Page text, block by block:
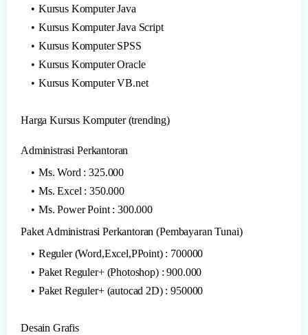
Kursus Komputer Java
Kursus Komputer Java Script
Kursus Komputer SPSS
Kursus Komputer Oracle
Kursus Komputer VB.net
Harga Kursus Komputer (trending)
Administrasi Perkantoran
Ms. Word : 325.000
Ms. Excel : 350.000
Ms. Power Point : 300.000
Paket Administrasi Perkantoran (Pembayaran Tunai)
Reguler (Word,Excel,PPoint) : 700000
Paket Reguler+ (Photoshop) : 900.000
Paket Reguler+ (autocad 2D) : 950000
Desain Grafis